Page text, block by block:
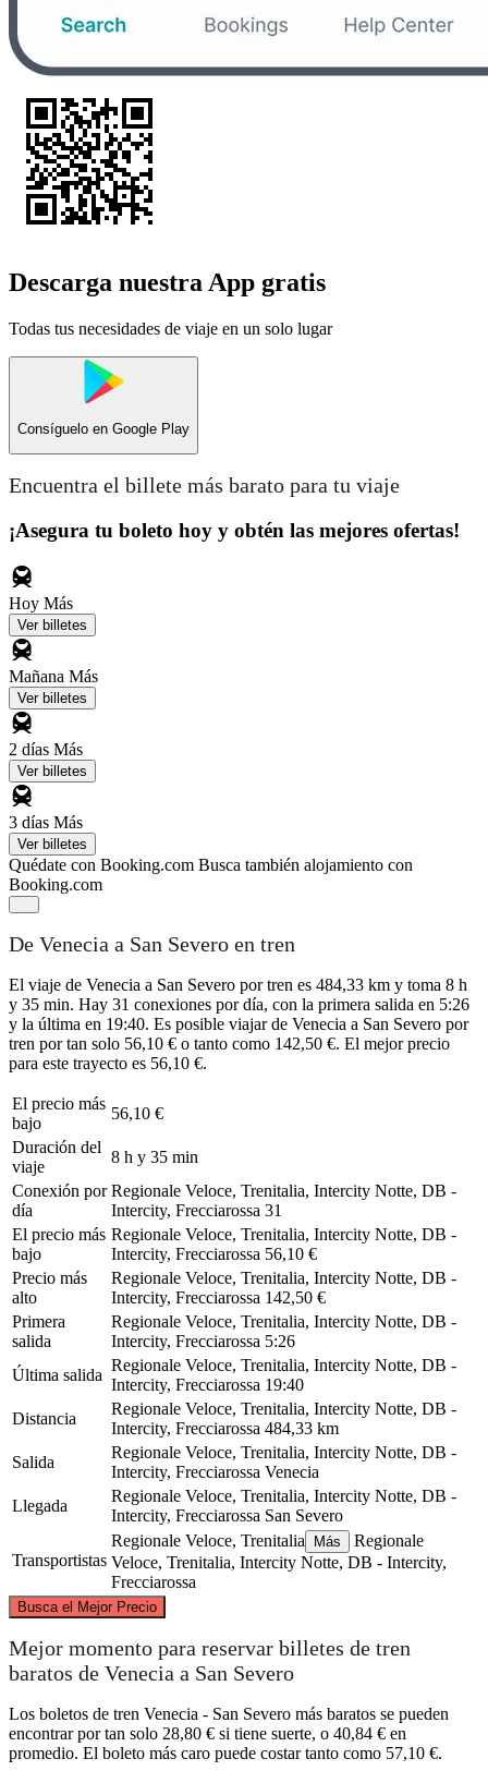
Descarga nuestra App gratis
Todas tus necesidades de viaje en un solo lugar
Consíguelo en Google Play
Encuentra el billete más barato para tu viaje
¡Asegura tu boleto hoy y obtén las mejores ofertas!
Hoy Más
Ver billetes
Mañana Más
Ver billetes
2 días Más
Ver billetes
3 días Más
Ver billetes
Quédate con Booking.com Busca también alojamiento con
Booking.com
De Venecia a San Severo en tren
El viaje de Venecia a San Severo por tren es 484,33 km y toma 8 h
y 35 min. Hay 31 conexiones por día, con la primera salida en 5:26
y la última en 19:40. Es posible viajar de Venecia a San Severo por
tren por tan solo 56,10 € o tanto como 142,50 €. El mejor precio
para este trayecto es 56,10 €.
El precio más
bajo
56,10 €
Duración del
viaje
8 h y 35 min
Conexión por
día
Regionale Veloce, Trenitalia, Intercity Notte, DB -
Intercity, Frecciarossa 31
El precio más
bajo
Regionale Veloce, Trenitalia, Intercity Notte, DB -
Intercity, Frecciarossa 56,10 €
Precio más
alto
Regionale Veloce, Trenitalia, Intercity Notte, DB -
Intercity, Frecciarossa 142,50 €
Primera
salida
Regionale Veloce, Trenitalia, Intercity Notte, DB -
Intercity, Frecciarossa 5:26
Última salida
Regionale Veloce, Trenitalia, Intercity Notte, DB -
Intercity, Frecciarossa 19:40
Distancia
Regionale Veloce, Trenitalia, Intercity Notte, DB -
Intercity, Frecciarossa 484,33 km
Salida
Regionale Veloce, Trenitalia, Intercity Notte, DB -
Intercity, Frecciarossa Venecia
Llegada
Regionale Veloce, Trenitalia, Intercity Notte, DB -
Intercity, Frecciarossa San Severo
Transportistas
Regionale Veloce, Trenitalia Más
Regionale
Veloce, Trenitalia, Intercity Notte, DB - Intercity,
Frecciarossa
Busca el Mejor Precio
Mejor momento para reservar billetes de tren
baratos de Venecia a San Severo
Los boletos de tren Venecia - San Severo más baratos se pueden
encontrar por tan solo 28,80 € si tiene suerte, o 40,84 € en
promedio. El boleto más caro puede costar tanto como 57,10 €.